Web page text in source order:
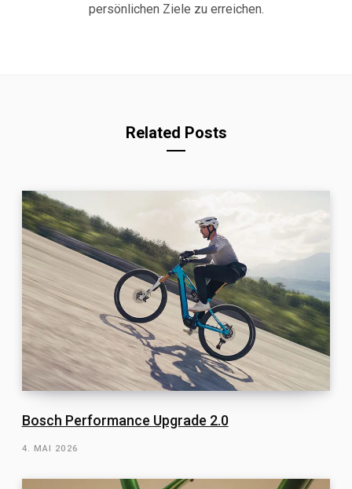
persönlichen Ziele zu erreichen.
Related Posts
Bosch Performance Upgrade 2.0
4. MAI 2026